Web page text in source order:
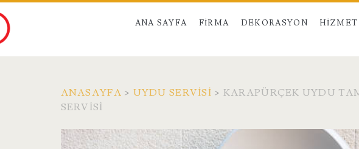
ANA SAYFA FIRMA DEKORASYON HIZMET
ANASAYFA > UYDU SERVISI > KARAPÜRÇEK UYDU
SERVISI